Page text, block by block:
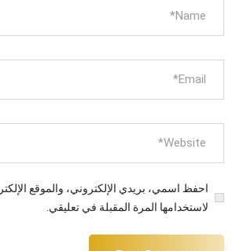
احفظ اسمي، بريدي الإلكتروني، والموقع
لاستخدامها المرة المقبلة في تعليقي.